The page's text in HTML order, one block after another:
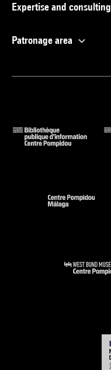
Expertise and consulting
Patronage area